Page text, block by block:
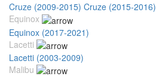
Cruze (2009-2015) Cruze (2015-2016)
Equinox
Equinox (2017-2021)
Lacetti
Lacetti (2003-2009)
Malibu